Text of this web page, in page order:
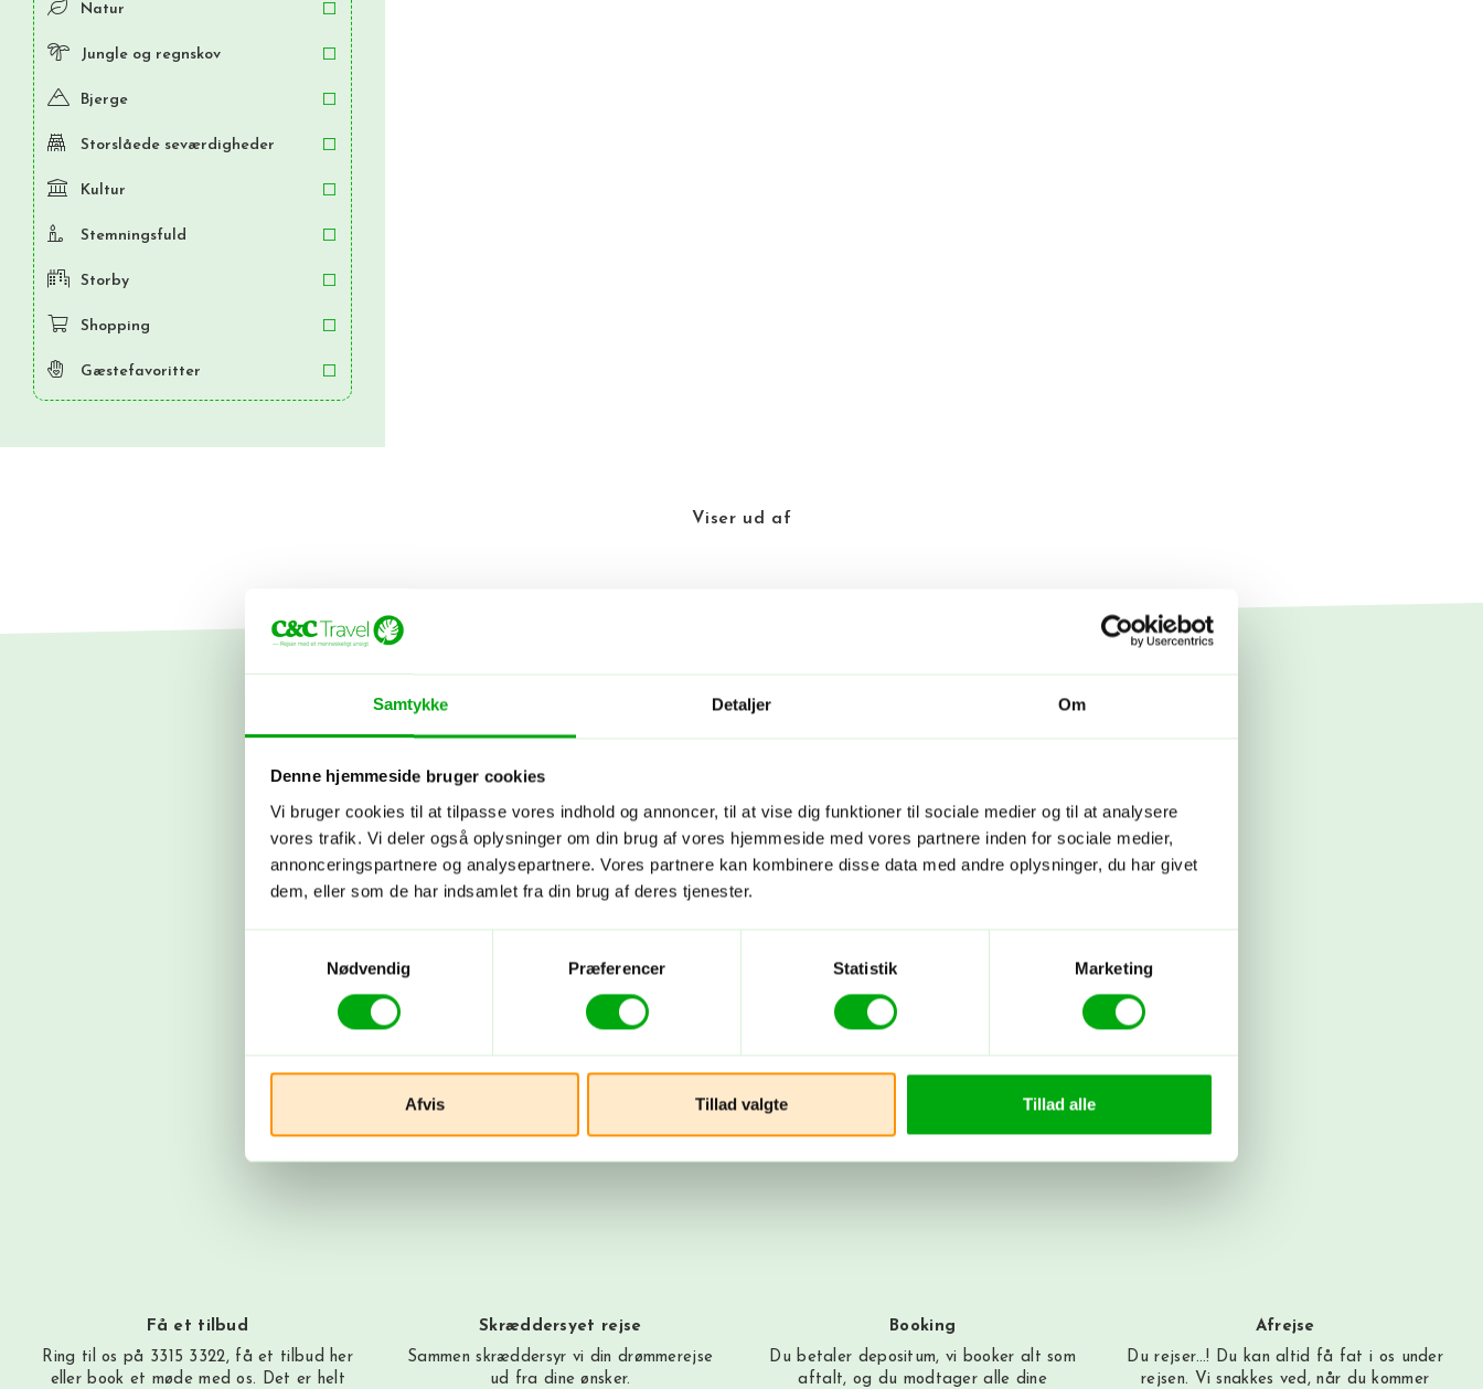
Samtykke Detaljer Om
Denne hjemmeside bruger cookies
Vi bruger cookies til at tilpasse vores indhold og annoncer, til at vise dig funktioner til sociale medier og til at analysere
vores trafik. Vi deler også oplysninger om din brug af vores hjemmeside med vores partnere inden for sociale medier,
annonceringspartnere og analysepartnere. Vores partnere kan kombinere disse data med andre oplysninger, du har givet
dem, eller som de har indsamlet fra din brug af deres tjenester.
Nødvendig
Præferencer Statistik Marketing
Afvis Tillad valgte Tillad alle
Natur
Jungle og regnskov
Bjerge
Storslåede seværdigheder
Kultur
Stemningsfuld
Storby
Shopping
Gæstefavoritter
Viser ud af
Skræddersy din egen rejse
Fortæl os om dine rejsedrømme! Vi lytter, spørger ind og deler vores viden og erfaringer.
Bagefter får du et skræddersyet rejseforslag. Hvis synes om det, går vi i gang med at
booke fly, hoteller og oplevelser, præcis som vi har aftalt. Nu har du sammensat din helt
egen rejse med os i ryggen - og vi tager os af alt det praktiske.
Få et tilbud
Ring til os på 3315 3322, få et tilbudher
eller book et møde med os. Det er helt
Skræddersyet rejse
Sammen skræddersyr vi din drømmerejse
ud fra dine ønsker.
Booking
Du betaler depositum, vi booker alt som
aftalt, og du modtager alle dine
Afrejse
Du rejser…! Du kan altid få fat i os under
rejsen. Vi snakkes ved, når du kommer